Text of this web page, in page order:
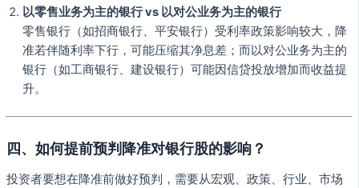
以零售业务为主的银行 vs 以对公业务为主的银行
零售银行（如招商银行、平安银行）受利率政策影响较大，降
准若伴随利率下行，可能压缩其净息差；而以对公业务为主的
银行（如工商银行、建设银行）可能因信贷投放增加而收益提
升。
四、如何提前预判降准对银行股的影响？
投资者要想在降准前做好预判，需要从宏观、政策、行业、市场